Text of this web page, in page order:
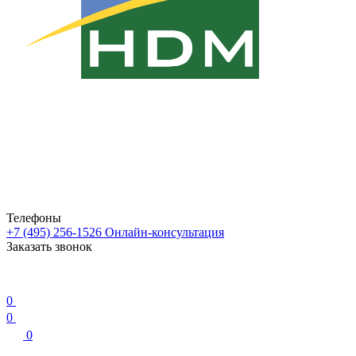
Телефоны
+7 (495) 256-1526 Онлайн-консультация
Заказать звонок
0
0
0